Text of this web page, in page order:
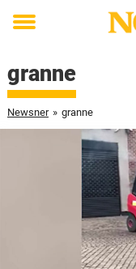
Toggle
granne
Newsner » granne